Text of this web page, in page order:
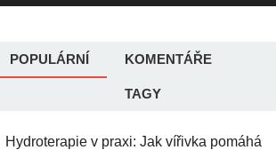
POPULÁRNÍ KOMENTÁŘE
TAGY
Hydroterapie v praxi: Jak vířivka pomáhá